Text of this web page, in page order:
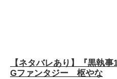
【ネタバレあり】『黒執
Gファンタジー 枢やな